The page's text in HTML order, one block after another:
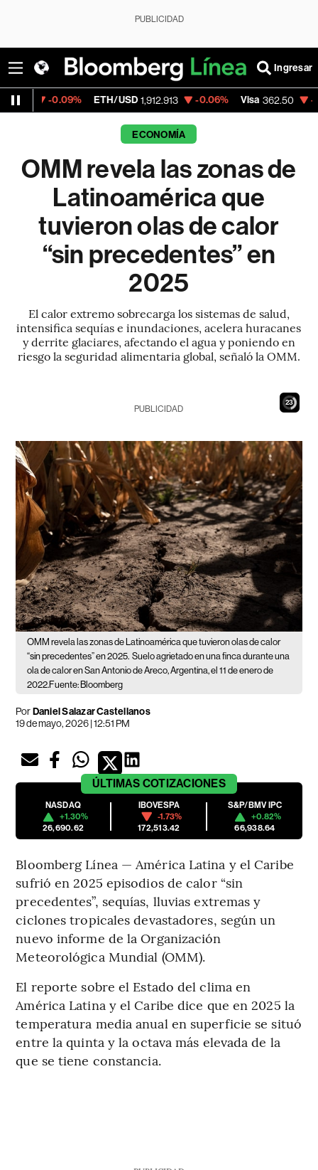
PUBLICIDAD
Ingresar
ETH/USD 1,912.913 -0.06% Visa 362.50 -2.15%
ECONOMÍA
OMM revela las zonas de
Latinoamérica que
tuvieron olas de calor
“sin precedentes” en
2025
El calor extremo sobrecarga los sistemas de salud,
intensifica sequías e inundaciones, acelera huracanes
y derrite glaciares, afectando el agua y poniendo en
riesgo la seguridad alimentaria global, señaló la OMM.
21
PUBLICIDAD
OMM revela las zonas de Latinoamérica que tuvieron olas de calor
“sin precedentes” en 2025. Suelo agrietado en una finca durante una
ola de calor en San Antonio de Areco, Argentina, el 11 de enero de
2022.Fuente: Bloomberg
PorDaniel Salazar Castellanos
19 de mayo, 2026 | 12:51 PM
ÚLTIMAS COTIZACIONES
NASDAQ
+1.30%
26,690.62
IBOVESPA
-1.73%
172,513.42
S&P/BMV IPC
+0.82%
66,938.64
Bloomberg Línea — América Latina y el Caribe
sufrió en 2025 episodios de calor “sin
precedentes”, sequías, lluvias extremas y
ciclones tropicales devastadores, según un
nuevo informe de la Organización
Meteorológica Mundial (OMM).
El reporte sobre el Estado del clima en
América Latina y el Caribe dice que en 2025 la
temperatura media anual en superficie se situó
entre la quinta y la octava más elevada de la
que se tiene constancia.